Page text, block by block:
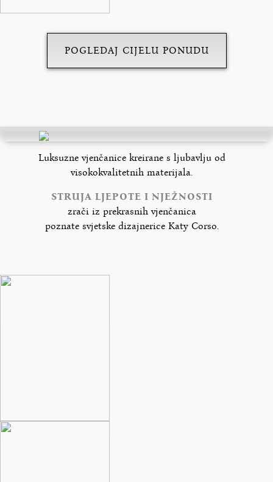
POGLEDAJ CIJELU PONUDU
Luksuzne vjenčanice kreirane s ljubavlju od
visokokvalitetnih materijala.
STRUJA LJEPOTE I NJEŽNOSTI
zrači iz prekrasnih vjenčanica
poznate svjetske dizajnerice Katy Corso.